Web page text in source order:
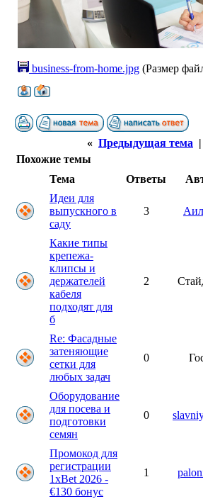
business-from-home.jpg (Размер
« Предыдущая тема |
Похожие темы
Тема
Ответы
Идеи для
выпускного в
саду
3
Какие типы
крепежа-
клипсы и
держателей
кабеля
подходят для
б
2
Re: Фасадные
затеняющие
сетки для
любых задач
0
Оборудование
для посева и
подготовки
семян
0
Промокод для
регистрации
1xBet 2026 -
€130 бонус
1